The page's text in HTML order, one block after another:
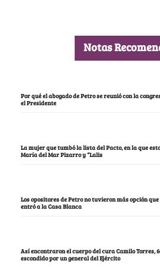
Notas
Por qué el abogado de Petro se reunió con la
el Presidente
La mujer que tumbó la lista del Pacto, en la que
María del Mar Pizarro y “Lalis
Los opositores de Petro no tuvieron más opción
entró a la Casa Blanca
Así encontraron el cuerpo del cura Camilo Torres,
escondido por un general del Ejército